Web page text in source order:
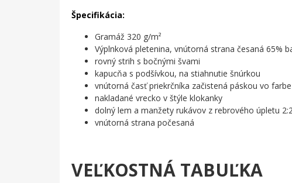
Špecifikácia:
Gramáž 320 g/m²
Výplnková pletenina, vnútorná strana česaná 65%
rovný strih s bočnými švami
kapucňa s podšívkou, na stiahnutie šnúrkou
vnútorná časť priekrčníka začistená páskou vo
nakladané vrecko v štýle klokanky
dolný lem a manžety rukávov z rebrového úpletu
vnútorná strana počesaná
VEĽKOSTNÁ TABUĽKA